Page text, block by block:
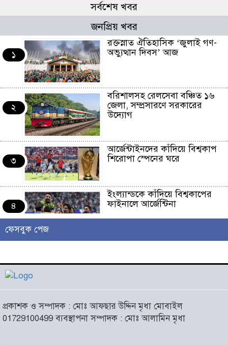
সর্বশেষ খবর
জনপ্রিয় খবর
১
রক্তস্নাত ঐতিহাসিক ‌‘জুলাই গণ-
অভ্যুত্থান দিবস’ আজ
২
বরিশালসহ রেলসেবা বঞ্চিত ১৬
জেলা, সম্প্রসারণে সরকারের
উদ্যোগ
৩
আর্জেন্টাইনদের কাঁদিয়ে বিশ্বকাপ
শিরোপা স্পেনের ঘরে
৪
ইংল্যান্ডকে কাঁদিয়ে বিশ্বকাপের
ফাইনালে আর্জেন্টিনা
৫
চরমোনাই
৬
আসন্ন বাকেরগঞ্জ পৌর নির্বাচনে
নারী কাউন্সিলর পদে দোয়া চাইলেন
বিএমএসএফ নেত্রী সাবরিনা
ফেসবুক পেজ
প্রকাশক ও সম্পাদক : মোঃ আফছার উদ্দিন মৃধা মোবাইল
01729100499 ব্যবস্থাপনা সম্পাদক : মোঃ আলামিন মৃধা